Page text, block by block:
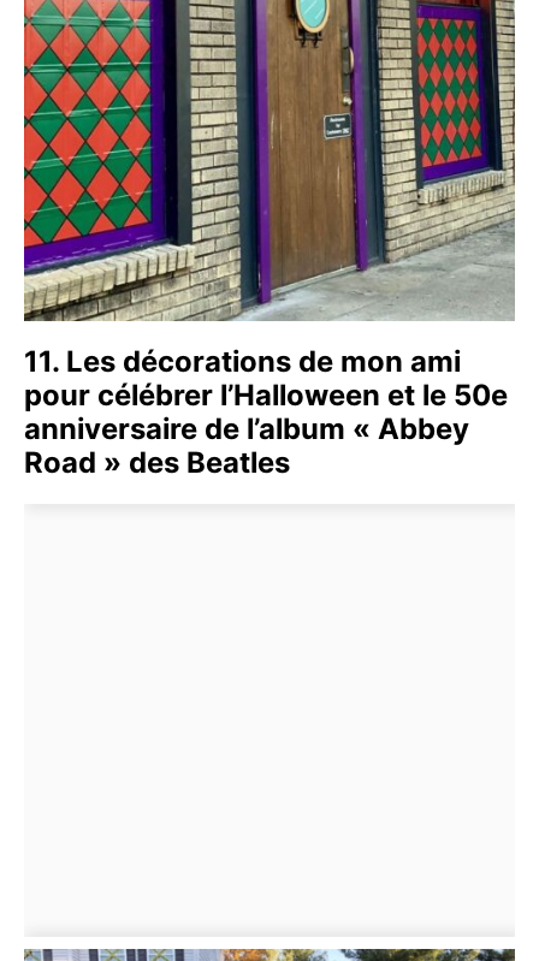
11. Les décorations de mon ami
pour célébrer l’Halloween et le 50e
anniversaire de l’album « Abbey
Road » des Beatles